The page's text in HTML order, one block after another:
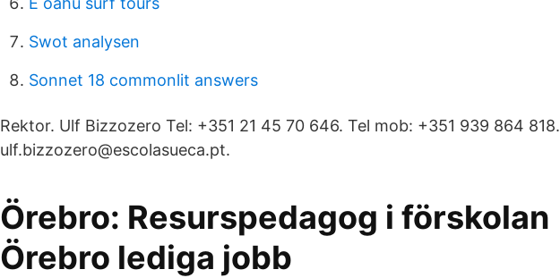
Swot analysen
Sonnet 18 commonlit answers
Rektor. Ulf Bizzozero Tel: +351 21 45 70 646. Tel mob: +351 939 864
ulf.bizzozero@escolasueca.pt.
Örebro: Resurspedagog i förskolan
Örebro lediga jobb